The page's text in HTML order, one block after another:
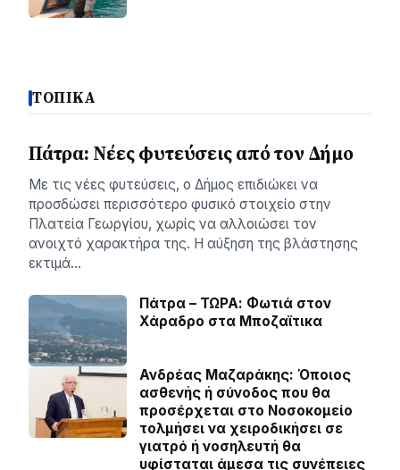
ΤΟΠΙΚΑ
Πάτρα: Νέες φυτεύσεις από τον Δήμο
Με τις νέες φυτεύσεις, ο Δήμος επιδιώκει να
προσδώσει περισσότερο φυσικό στοιχείο στην
Πλατεία Γεωργίου, χωρίς να αλλοιώσει τον
ανοιχτό χαρακτήρα της. Η αύξηση της βλάστησης
εκτιμά…
Πάτρα – ΤΩΡΑ: Φωτιά στον
Χάραδρο στα Μποζαϊτικα
Ανδρέας Μαζαράκης: Όποιος
ασθενής ή σύνοδος που θα
προσέρχεται στο Νοσοκομείο
τολμήσει να χειροδικήσει σε
γιατρό ή νοσηλευτή θα
υφίσταται άμεσα τις συνέπειες